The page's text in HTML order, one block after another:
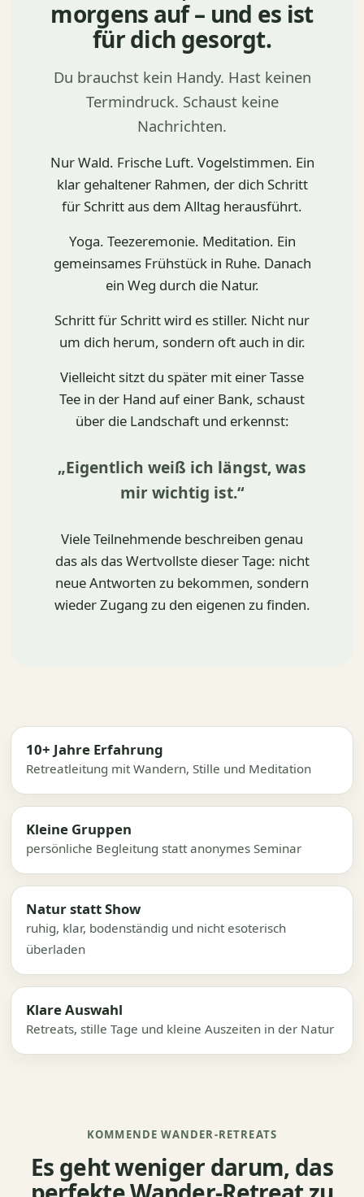
morgens auf – und es ist
für dich gesorgt.
Du brauchst kein Handy. Hast keinen
Termindruck. Schaust keine
Nachrichten.
Nur Wald. Frische Luft. Vogelstimmen. Ein
klar gehaltener Rahmen, der dich Schritt
für Schritt aus dem Alltag herausführt.
Yoga. Teezeremonie. Meditation. Ein
gemeinsames Frühstück in Ruhe. Danach
ein Weg durch die Natur.
Schritt für Schritt wird es stiller. Nicht nur
um dich herum, sondern oft auch in dir.
Vielleicht sitzt du später mit einer Tasse
Tee in der Hand auf einer Bank, schaust
über die Landschaft und erkennst:
„Eigentlich weiß ich längst, was
mir wichtig ist.“
Viele Teilnehmende beschreiben genau
das als das Wertvollste dieser Tage: nicht
neue Antworten zu bekommen, sondern
wieder Zugang zu den eigenen zu finden.
10+ Jahre Erfahrung
Retreatleitung mit Wandern, Stille und Meditation
Kleine Gruppen
persönliche Begleitung statt anonymes Seminar
Natur statt Show
ruhig, klar, bodenständig und nicht esoterisch
überladen
Klare Auswahl
Retreats, stille Tage und kleine Auszeiten in der Natur
KOMMENDE WANDER-RETREATS
Es geht weniger darum, das